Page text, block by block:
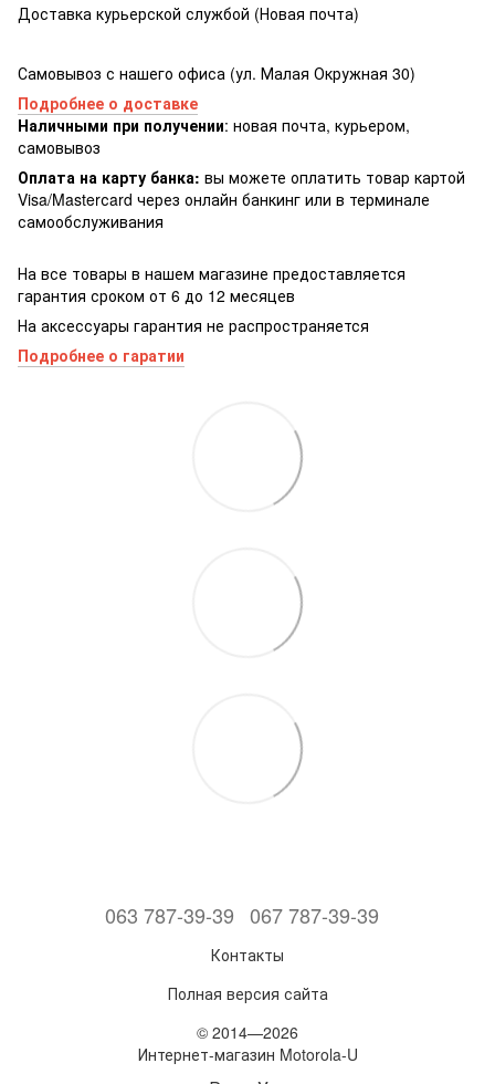
Доставка курьерской службой (Новая почта)
Самовывоз с нашего офиса (ул. Малая Окружная 30)
Подробнее о доставке
Наличными при получении: новая почта, курьером,
самовывоз
Оплата на карту банка: вы можете оплатить товар картой
Visa/Masterсard через онлайн банкинг или в терминале
самообслуживания
На все товары в нашем магазине предоставляется
гарантия сроком от 6 до 12 месяцев
На аксессуары гарантия не распространяется
Подробнее о гаратии
063 787-39-39 067 787-39-39
Контакты
Полная версия сайта
© 2014—2026
Интернет-магазин Motorola-U